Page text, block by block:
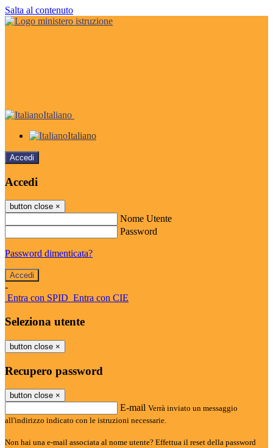
Salta al contenuto
Italiano
Italiano
Accedi
Accedi
button close ×
Nome Utente
Password
Password dimenticata?
-
Entra con SPID Entra con CIE
Seleziona utente
button close ×
Recupero password
button close ×
E-mail Verrà inviato un messaggio
all'indirizzo indicato con le istruzioni necessarie.
Non hai una e-mail associata al nome utente? Effettua il reset della password